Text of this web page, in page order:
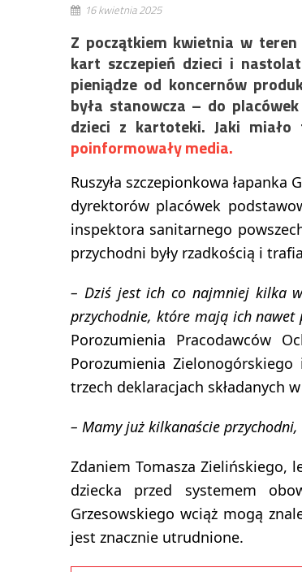
16 kwietnia 2025
Z początkiem kwietnia w
kart szczepień dzieci i
pieniądze od koncernów
była stanowcza – do
dzieci z kartoteki. Jaki miało
poinformowały media.
Ruszyła szczepionkowa
dyrektorów placówek
inspektora sanitarnego
przychodni były rzadkością i
– Dziś jest ich co najmniej kilka
przychodnie, które mają ich nawet
Porozumienia Pracodawców
Porozumienia
trzech deklaracjach składanych
– Mamy już kilkanaście
Zdaniem Tomasza Zielińskiego,
dziecka przed systemem
Grzesowskiego wciąż mogą
jest znacznie utrudnione.